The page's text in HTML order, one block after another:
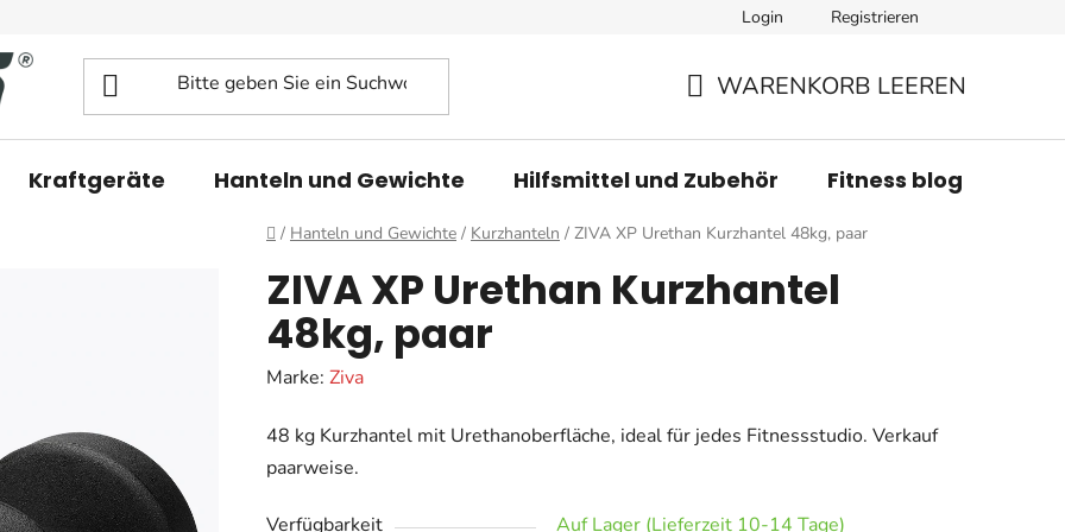
Login Registrieren
WARENKORB LEEREN
Kraftgeräte Hanteln und Gewichte Hilfsmittel und Zubehör Fitness blog
Startseite
/ Hanteln und Gewichte / Kurzhanteln / ZIVA XP Urethan Kurzhantel 48kg, paar
ZIVA XP Urethan Kurzhantel
48kg, paar
Marke: Ziva
48 kg Kurzhantel mit Urethanoberfläche, ideal für jedes Fitnessstudio. Verkauf
paarweise.
Verfügbarkeit
Auf Lager (Lieferzeit 10-14 Tage)